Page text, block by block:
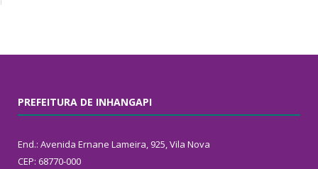
PREFEITURA DE INHANGAPI
End.: Avenida Ernane Lameira, 925, Vila Nova
CEP: 68770-000